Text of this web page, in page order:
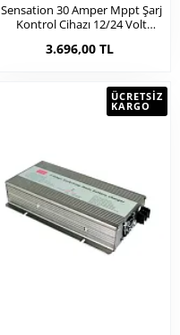
Sensation 30 Amper Mppt Şarj
Kontrol Cihazı 12/24 Volt
3.696,00 TL
ÜCRETSIZ
KARGO